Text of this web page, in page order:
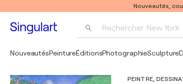
Nouveautés,
Rechercher New York
NouveautésPeintureÉditionsPhotographieSculpture
PEINTRE,